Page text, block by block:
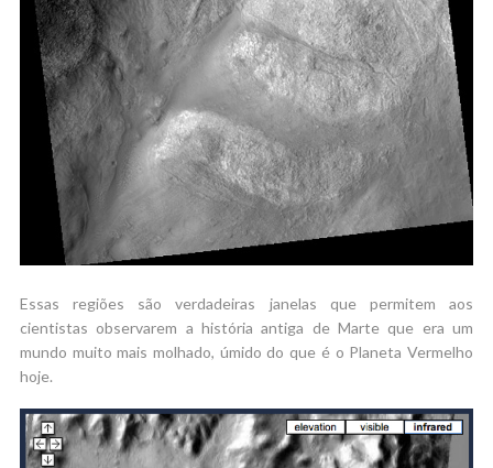
Essas regiões são verdadeiras janelas que permitem aos
cientistas observarem a história antiga de Marte que era um
mundo muito mais molhado, úmido do que é o Planeta Vermelho
hoje.